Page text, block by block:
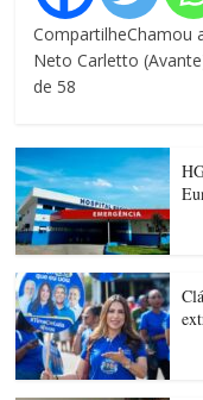
CompartilheChamou
Neto Carletto
de 58